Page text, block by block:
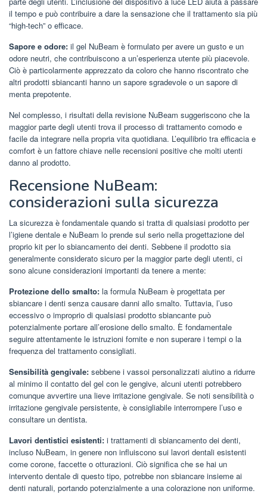
il tempo e può contribuire a dare la sensazione che il trattamento sia più
“high-tech” o efficace.
Sapore e odore: il gel NuBeam è formulato per avere un gusto e un
odore neutri, che contribuiscono a un’esperienza utente più piacevole.
Ciò è particolarmente apprezzato da coloro che hanno riscontrato che
altri prodotti sbiancanti hanno un sapore sgradevole o un sapore di
menta prepotente.
Nel complesso, i risultati della revisione NuBeam suggeriscono che la
maggior parte degli utenti trova il processo di trattamento comodo e
facile da integrare nella propria vita quotidiana. L’equilibrio tra efficacia e
comfort è un fattore chiave nelle recensioni positive che molti utenti
danno al prodotto.
Recensione NuBeam:
considerazioni sulla sicurezza
La sicurezza è fondamentale quando si tratta di qualsiasi prodotto per
l’igiene dentale e NuBeam lo prende sul serio nella progettazione del
proprio kit per lo sbiancamento dei denti. Sebbene il prodotto sia
generalmente considerato sicuro per la maggior parte degli utenti, ci
sono alcune considerazioni importanti da tenere a mente:
Protezione dello smalto: la formula NuBeam è progettata per
sbiancare i denti senza causare danni allo smalto. Tuttavia, l’uso
eccessivo o improprio di qualsiasi prodotto sbiancante può
potenzialmente portare all’erosione dello smalto. È fondamentale
seguire attentamente le istruzioni fornite e non superare i tempi o la
frequenza del trattamento consigliati.
Sensibilità gengivale: sebbene i vassoi personalizzati aiutino a ridurre
al minimo il contatto del gel con le gengive, alcuni utenti potrebbero
comunque avvertire una lieve irritazione gengivale. Se noti sensibilità o
irritazione gengivale persistente, è consigliabile interrompere l’uso e
consultare un dentista.
Lavori dentistici esistenti: i trattamenti di sbiancamento dei denti,
incluso NuBeam, in genere non influiscono sui lavori dentali esistenti
come corone, faccette o otturazioni. Ciò significa che se hai un
intervento dentale di questo tipo, potrebbe non sbiancare insieme ai
denti naturali, portando potenzialmente a una colorazione non uniforme.